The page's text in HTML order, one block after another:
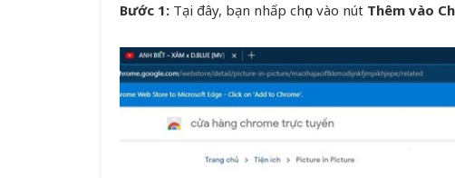
Bước 1: Tại đây, bạn nhấp chọn vào nút Thêm vào